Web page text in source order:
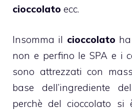
cioccolato ecc.
Insomma il cioccolato
non e perfino le SPA e i
sono attrezzati con
base dell’ingrediente
perchè del cioccolato si